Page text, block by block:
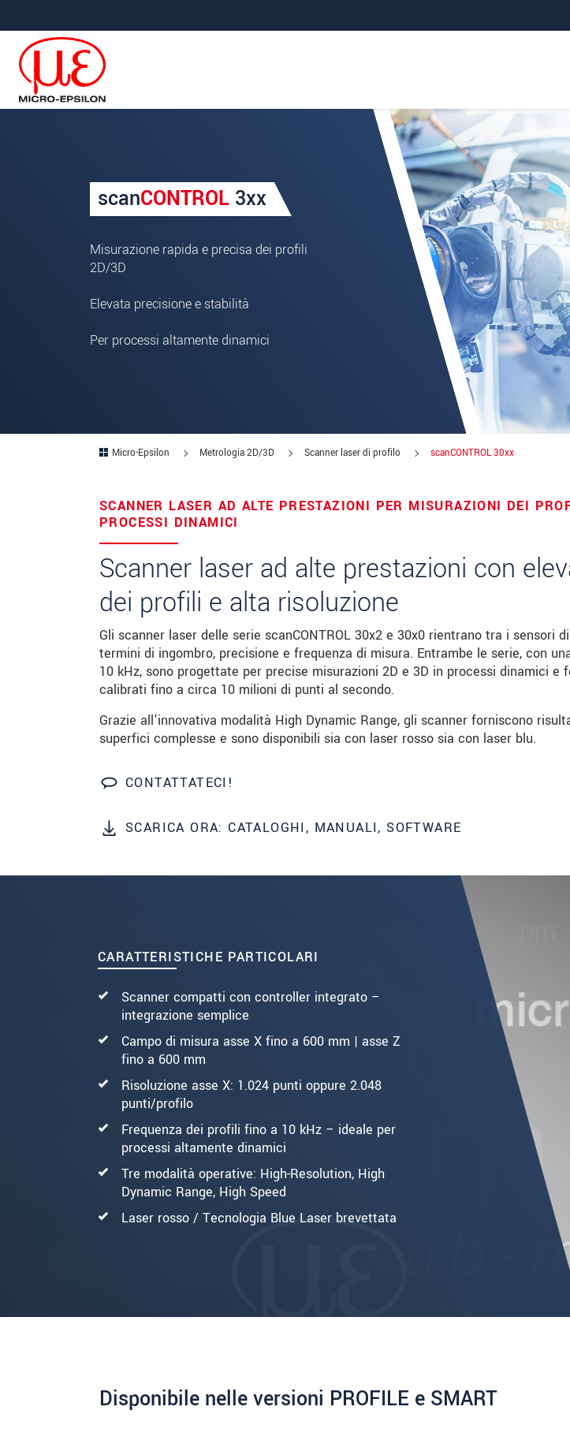
scanCONTROL 3xx
Misurazione rapida e precisa dei profili
2D/3D
Elevata precisione e stabilità
Per processi altamente dinamici
Micro-Epsilon Metrologia 2D/3D Scanner laser di profilo scanCONTROL 30xx
SCANNER LASER AD ALTE PRESTAZIONI PER MISURAZIONI DEI
PROCESSI DINAMICI
Scanner laser ad alte prestazioni con
dei profili e alta risoluzione
Gli scanner laser delle serie scanCONTROL 30x2 e 30x0 rientrano tra i sensori
termini di ingombro, precisione e frequenza di misura. Entrambe le serie, con
10 kHz, sono progettate per precise misurazioni 2D e 3D in processi dinamici e
calibrati fino a circa 10 milioni di punti al secondo.
Grazie all'innovativa modalità High Dynamic Range, gli scanner forniscono
superfici complesse e sono disponibili sia con laser rosso sia con laser blu.
CONTATTATECI!
SCARICA ORA: CATALOGHI, MANUALI, SOFTWARE
CARATTERISTICHE PARTICOLARI
Scanner compatti con controller integrato –
integrazione semplice
Campo di misura asse X fino a 600 mm | asse Z
fino a 600 mm
Risoluzione asse X: 1.024 punti oppure 2.048
punti/profilo
Frequenza dei profili fino a 10 kHz – ideale per
processi altamente dinamici
Tre modalità operative: High-Resolution, High
Dynamic Range, High Speed
Laser rosso / Tecnologia Blue Laser brevettata
La vostra richiesta di: scanCONTROL 30xx
Titolo*
Nome*
Paese
E-mail *
Messaggio *
Vi prego di tenermi informato sulle innovazioni dei prodotti via e-mail.
* Informazioni obbligatorie
We treat your data confidentially. Please read our
INVIA MESSAGGIO
Disponibile nelle versioni PROFILE e SMART